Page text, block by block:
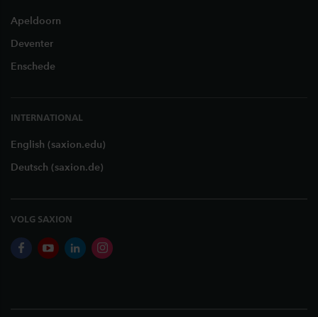
Apeldoorn
Deventer
Enschede
INTERNATIONAL
English (saxion.edu)
Deutsch (saxion.de)
VOLG SAXION
facebookyoutubelinkedininstagram